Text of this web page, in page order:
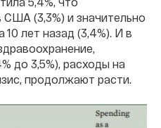
(3,3%) и значительно
лет назад (3,4%). И в
до 3,5%), расходы на
продолжают расти.